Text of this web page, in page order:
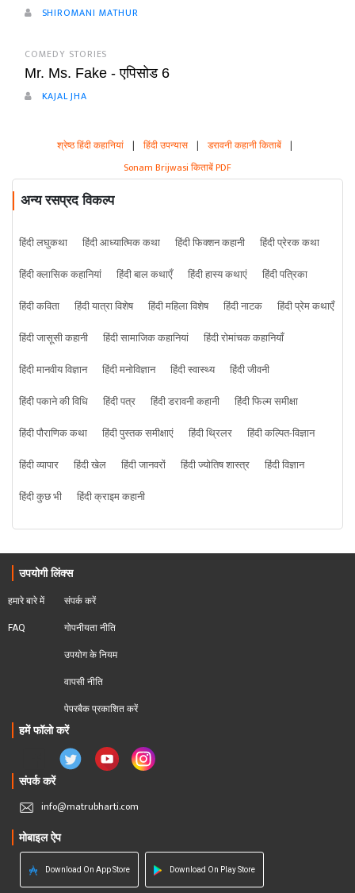
SHIROMANI MATHUR
COMEDY STORIES
Mr. Ms. Fake - एपिसोड 6
KAJAL JHA
श्रेष्ठ हिंदी कहानियां | हिंदी उपन्यास | डरावनी कहानी किताबें |
Sonam Brijwasi किताबें PDF
अन्य रसप्रद विकल्प
हिंदी लघुकथा हिंदी आध्यात्मिक कथा हिंदी फिक्शन कहानी
हिंदी प्रेरक कथा
हिंदी क्लासिक कहानियां
हिंदी बाल कथाएँ हिंदी हास्य कथाएं
हिंदी पत्रिका
हिंदी कविता
हिंदी यात्रा विशेष हिंदी महिला विशेष हिंदी नाटक
हिंदी प्रेम कथाएँ
हिंदी जासूसी कहानी
हिंदी सामाजिक कहानियां
हिंदी रोमांचक कहानियाँ
हिंदी मानवीय विज्ञान
हिंदी मनोविज्ञान हिंदी स्वास्थ्य
हिंदी जीवनी
हिंदी पकाने की विधि
हिंदी पत्र हिंदी डरावनी कहानी
हिंदी फिल्म समीक्षा
हिंदी पौराणिक कथा
हिंदी पुस्तक समीक्षाएं हिंदी थ्रिलर
हिंदी कल्पित-विज्ञान
हिंदी व्यापार
हिंदी खेल हिंदी जानवरों हिंदी ज्योतिष शास्त्र
हिंदी विज्ञान
हिंदी कुछ भी
हिंदी क्राइम कहानी
उपयोगी लिंक्स
हमारे बारे में
FAQ
संपर्क करें
गोपनीयता नीति
उपयोग के नियम
वापसी नीति
पेपरबैक प्रकाशित करें
हमें फॉलो करें
संपर्क करें
info@matrubharti.com
मोबाइल ऐप
Download On App Store Download On Play Store